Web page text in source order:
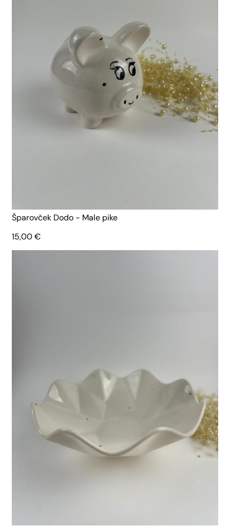
Šparovček Dodo - Male pike
15,00€